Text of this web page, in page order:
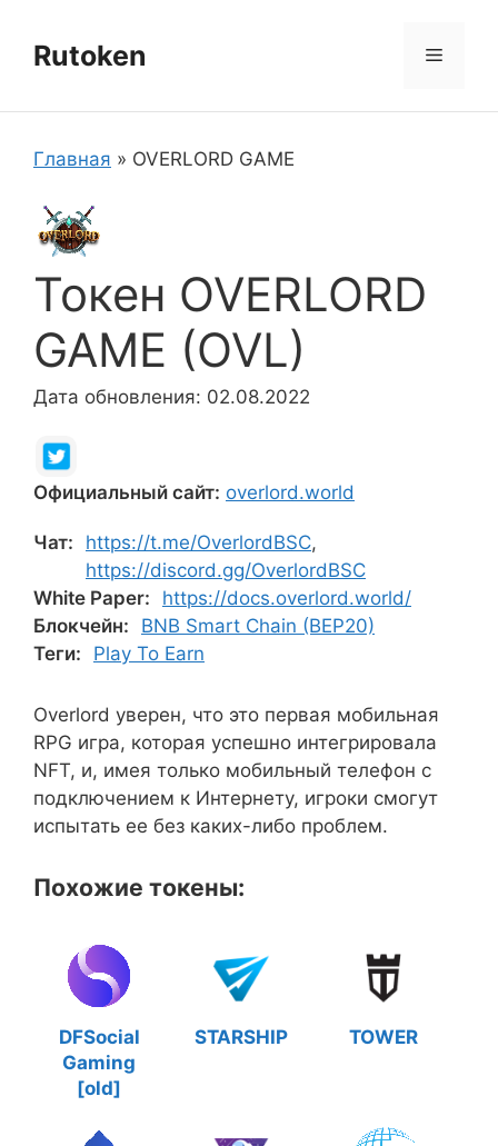
содержимому
Rutoken Меню
Главная » OVERLORD GAME
Токен OVERLORD
GAME (OVL)
Дата обновления: 02.08.2022
Официальный сайт: overlord.world
Чат: https://t.me/OverlordBSC,
https://discord.gg/OverlordBSC
White Paper:
https://docs.overlord.world/
Блокчейн:
BNB Smart Chain (BEP20)
Теги:
Play To Earn
Overlord уверен, что это первая мобильная
RPG игра, которая успешно интегрировала
NFT, и, имея только мобильный телефон с
подключением к Интернету, игроки смогут
испытать ее без каких-либо проблем.
Похожие токены:
DFSocial
Gaming
[old]
STARSHIP TOWER